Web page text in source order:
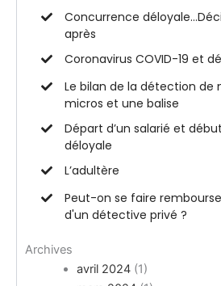
Concurrence
après
Coronavirus COVID-19 et
Le bilan de la détection de
micros et une balise
Départ d’un salarié et
déloyale
L’adultère
Peut-on se faire
d'un détective privé ?
Archives
avril 2024(1)